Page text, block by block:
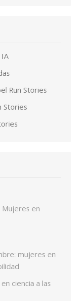
Run Stories
Stories
Mujeres en
mujeres en
ciencia a las